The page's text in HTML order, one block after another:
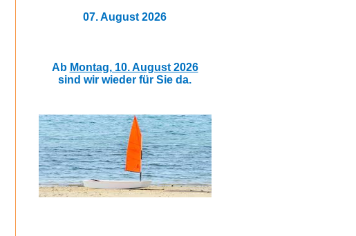
07. August 2026
Ab Montag, 10. August 2026
sind wir wieder für Sie da.